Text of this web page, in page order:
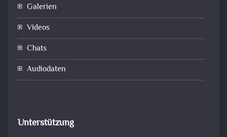
Galerien
Videos
Chats
Audiodaten
Unterstützung